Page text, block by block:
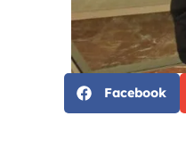
Facebook